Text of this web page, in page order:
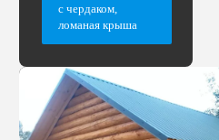
с чердаком,
ломаная крыша